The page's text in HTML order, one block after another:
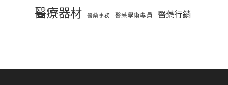
醫療器材 醫藥事務 醫藥學術專員 醫藥行銷